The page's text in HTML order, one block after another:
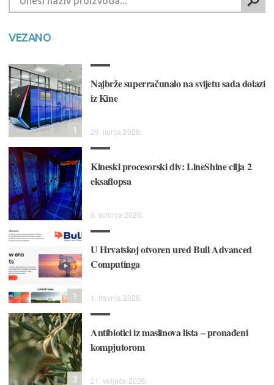
VEZANO
Najbrže superračunalo na svijetu sada dolazi
iz Kine
29. lipnja 2026.
1
Kineski procesorski div: LineShine cilja 2
eksaflopsa
9. svibnja 2026.
U Hrvatskoj otvoren ured Bull Advanced
Computinga
1. travnja 2026.
1
Antibiotici iz maslinova lista – pronađeni
kompjutorom
21. veljače 2026.
3